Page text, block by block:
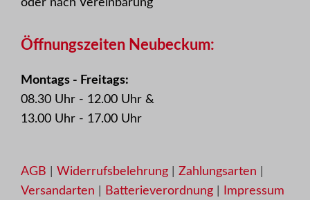
oder nach Vereinbarung
Öffnungszeiten Neubeckum:
Montags - Freitags:
08.30 Uhr - 12.00 Uhr &
13.00 Uhr - 17.00 Uhr
AGB Widerrufsbelehrung Zahlungsarten
Versandarten
Batterieverordnung Impressum